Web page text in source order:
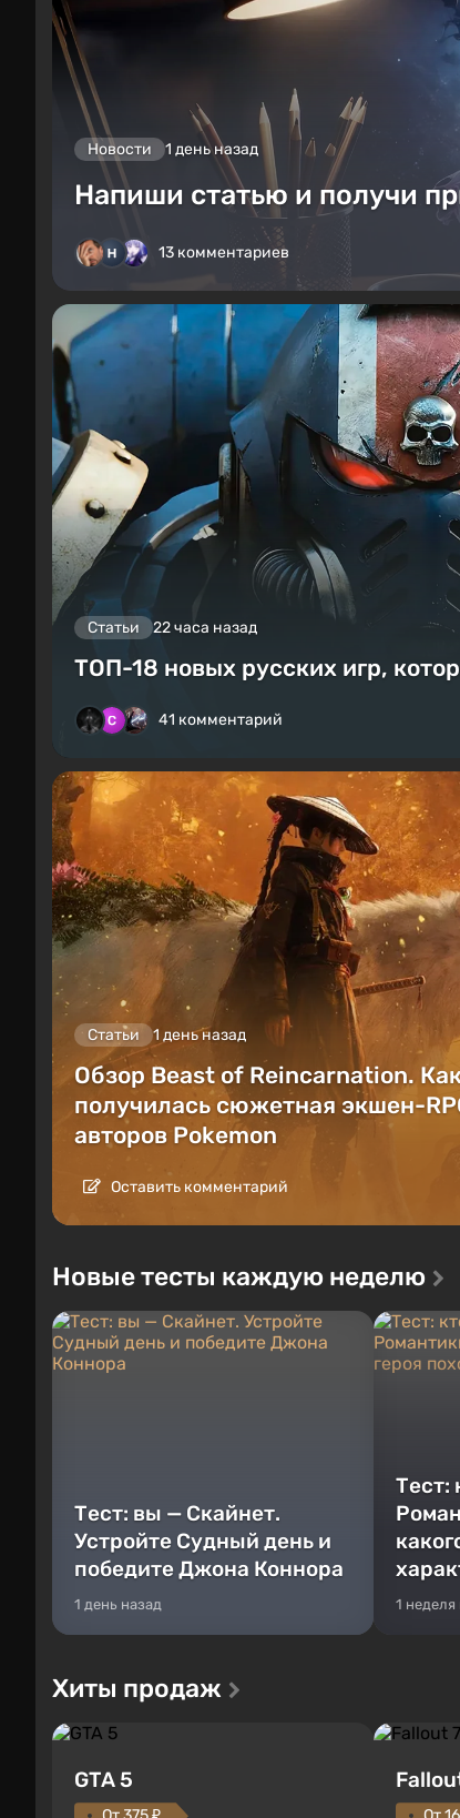
Новости 1 день назад
Напиши статью и получи
13 комментариев
Статьи 22 часа назад
ТОП-18 новых русских игр,
41 комментарий
Статьи 1 день назад
Обзор Beast of Reincarnation.
получилась сюжетная экшен-
авторов Pokemon
Оставить комментарий
Новые тесты каждую неделю
Тест: вы — Скайнет.
Устройте Судный день и
победите Джона Коннора
1 день назад
Тест:
1 неделя
Хиты продаж
GTA 5